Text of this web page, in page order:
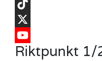
Instagram
TikTok
X
YouTube
Riktpunkt 1/